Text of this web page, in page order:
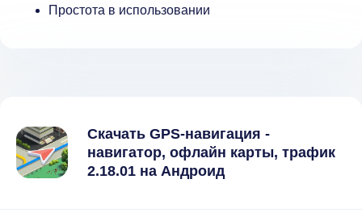
Простота в использовании
Скачать GPS-навигация -
навигатор, офлайн карты, трафик
2.18.01 на Андроид